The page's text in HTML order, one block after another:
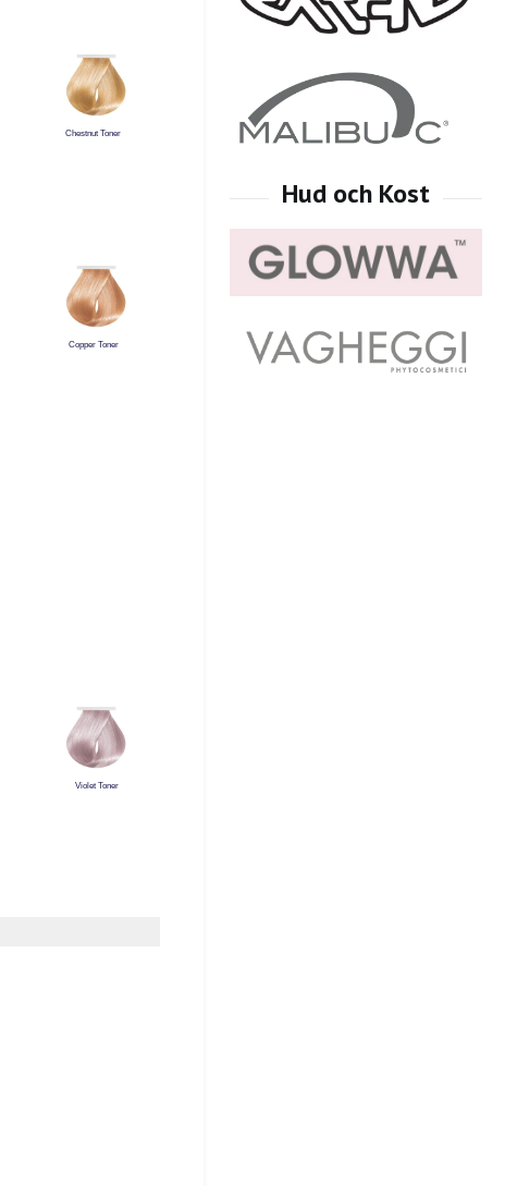
Chestnut Toner
Copper Toner
Violet Toner